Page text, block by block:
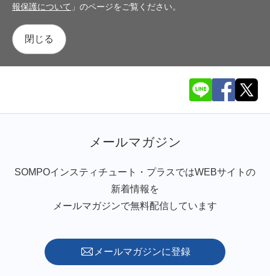
報保護について 」のページをご覧ください。
閉じる
メールマガジン
SOMPOインスティチュート・プラスではWEBサイトの
新着情報を
メールマガジンで無料配信しています
メールマガジンに登録